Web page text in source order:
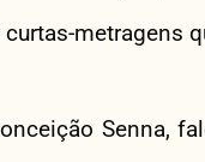
metragens
Senna,